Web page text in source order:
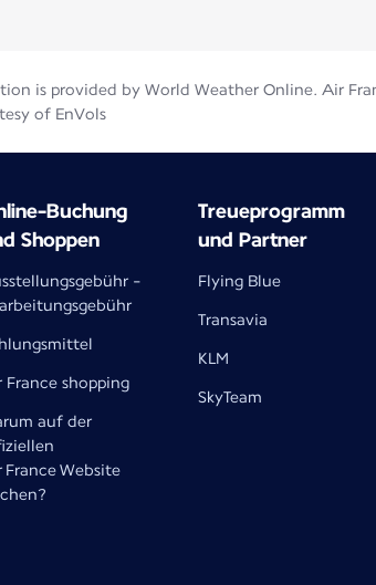
is provided by World Weather Online. Air
of EnVols
Buchung
Shoppen
-
France shopping
auf der
France Website
Treueprogramm
und Partner
Flying Blue
Transavia
KLM
SkyTeam